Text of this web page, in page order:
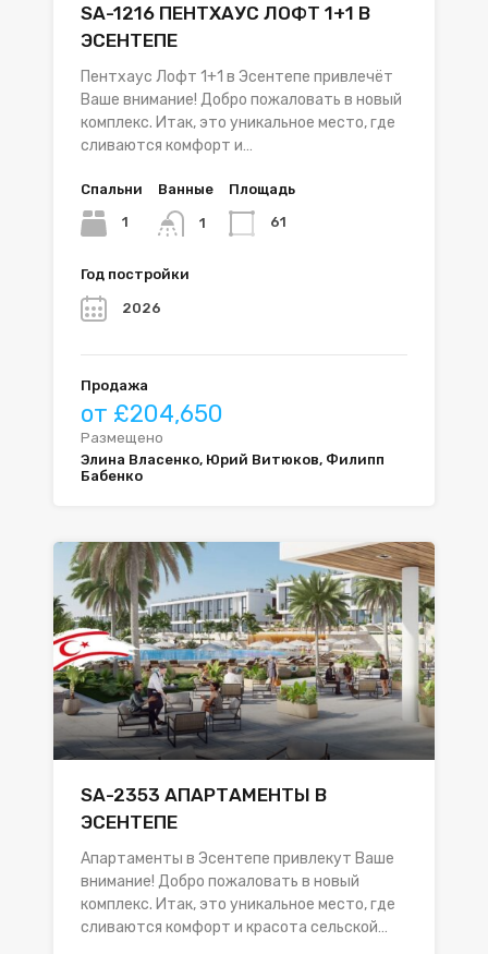
SA-1216 ПЕНТХАУС ЛОФТ 1+1 В
ЭСЕНТЕПЕ
Пентхаус Лофт 1+1 в Эсентепе привлечёт
Ваше внимание! Добро пожаловать в новый
комплекс. Итак, это уникальное место, где
сливаются комфорт и…
Спальни
1
Ванные
1
Площадь
61
Год постройки
2026
Продажа
от £204,650
Размещено
Элина Власенко, Юрий Витюков, Филипп
Бабенко
SA-2353 АПАРТАМЕНТЫ В
ЭСЕНТЕПЕ
Апартаменты в Эсентепе привлекут Ваше
внимание! Добро пожаловать в новый
комплекс. Итак, это уникальное место, где
сливаются комфорт и красота сельской…